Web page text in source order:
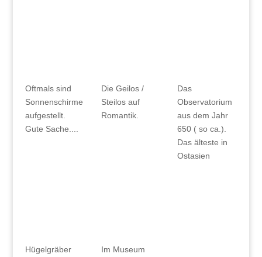
Oftmals sind
Sonnenschirme
aufgestellt.
Gute Sache....
Die Geilos /
Steilos auf
Romantik.
Das
Observatorium
aus dem Jahr
650 ( so ca.).
Das älteste in
Ostasien
Hügelgräber
Im Museum